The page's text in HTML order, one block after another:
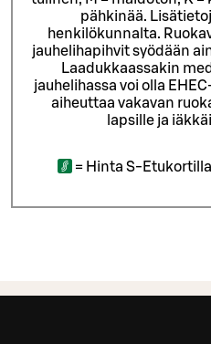
pähkinää.
henkilökunnalta.
jauhelihapihvit syödään
Laadukkaassakin
jauhelihassa voi olla
aiheuttaa vakavan
lapsille ja
= Hinta S-Etukortilla